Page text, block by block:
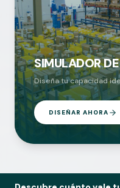
SIMULADOR
Diseña tu capacidad
DISEÑAR AHORA